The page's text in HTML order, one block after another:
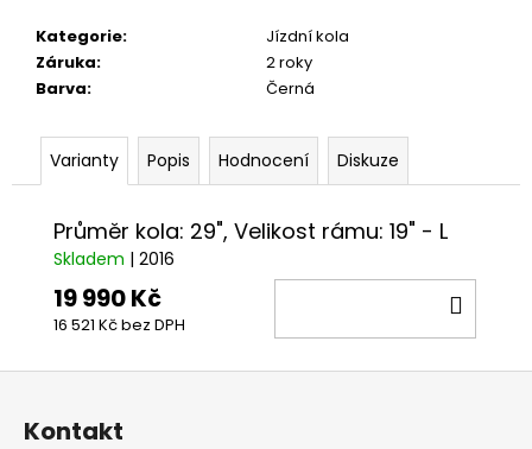
Kategorie:
Jízdní kola
Záruka:
2 roky
Barva: Černá
Varianty Popis Hodnocení Diskuze
Průměr kola: 29", Velikost rámu: 19" - L
Skladem | 2016
19 990 Kč
16 521 Kč bez DPH
20X1,90-
2,125
(52/57-
406)
KRABIČCE
Z
Kontakt